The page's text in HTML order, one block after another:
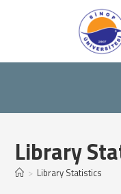
Library
> Library Statistics